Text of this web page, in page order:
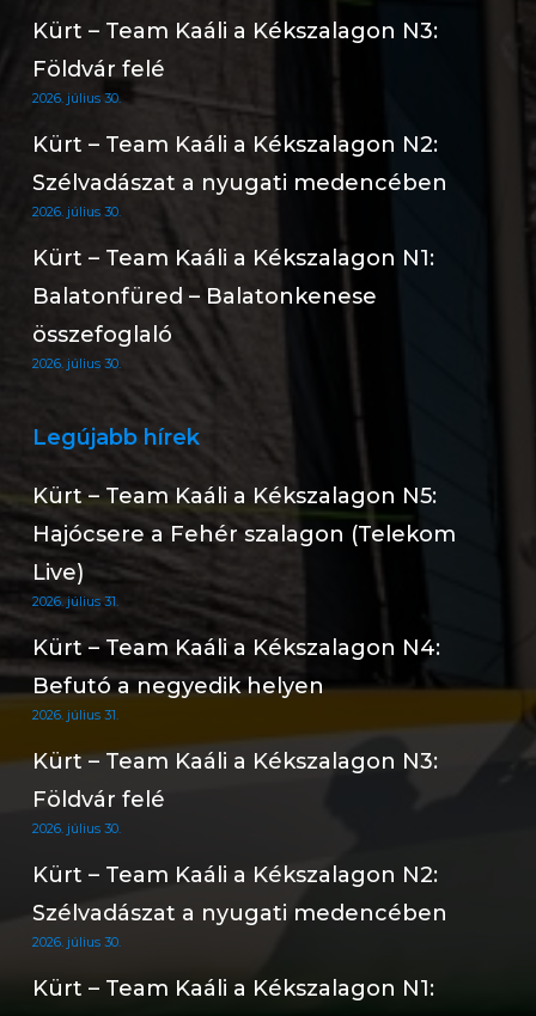
Kürt – Team Kaáli a Kékszalagon N3:
Földvár felé
2026. július 30.
Kürt – Team Kaáli a Kékszalagon N2:
Szélvadászat a nyugati medencében
2026. július 30.
Kürt – Team Kaáli a Kékszalagon N1:
Balatonfüred – Balatonkenese
összefoglaló
2026. július 30.
Legújabb hírek
Kürt – Team Kaáli a Kékszalagon N5:
Hajócsere a Fehér szalagon (Telekom
Live)
2026. július 31.
Kürt – Team Kaáli a Kékszalagon N4:
Befutó a negyedik helyen
2026. július 31.
Kürt – Team Kaáli a Kékszalagon N3:
Földvár felé
2026. július 30.
Kürt – Team Kaáli a Kékszalagon N2:
Szélvadászat a nyugati medencében
2026. július 30.
Kürt – Team Kaáli a Kékszalagon N1: